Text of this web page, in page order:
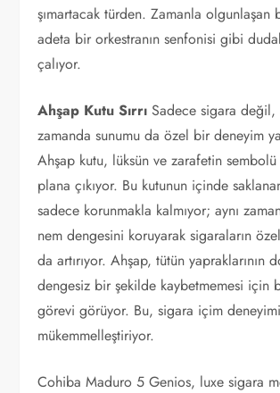
şımartacak türden. Zamanla olgunlaşan
adeta bir orkestranın senfonisi gibi
çalıyor.
Ahşap Kutu Sırrı Sadece sigara değil,
zamanda sunumu da özel bir deneyim
Ahşap kutu, lüksün ve zarafetin
plana çıkıyor. Bu kutunun içinde
sadece korunmakla kalmıyor; aynı
nem dengesini koruyarak sigaraların
da artırıyor. Ahşap, tütün yapraklarının
dengesiz bir şekilde kaybetmemesi için
görevi görüyor. Bu, sigara içim
mükemmelleştiriyor.
Cohiba Maduro 5 Genios, luxe sigara